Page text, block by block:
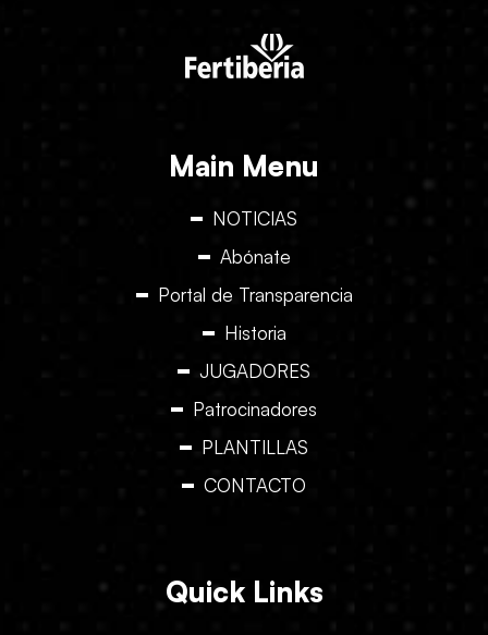
Main Menu
NOTICIAS
Abónate
Portal de Transparencia
Historia
JUGADORES
Patrocinadores
PLANTILLAS
CONTACTO
Quick Links